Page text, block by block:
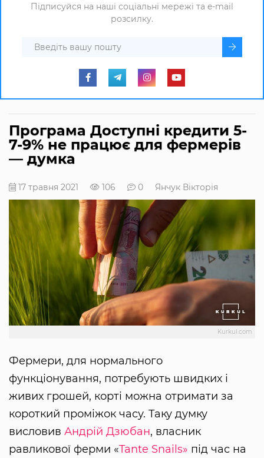
Підписуйся на наші соціальні мережі та e-mail
розсилку.
Програма Доступні кредити 5-
7-9% не працює для фермерів
— думка
17 травня 2021 106 0 Янчук Вікторія
Kurkul.com
Фермери, для нормального
функціонування, потребують швидких і
живих грошей, корті можна отримати за
короткий проміжок часу. Таку думку
висловив Андрій Дзюбан, власник
равликової ферми «Tante Snails» під час на